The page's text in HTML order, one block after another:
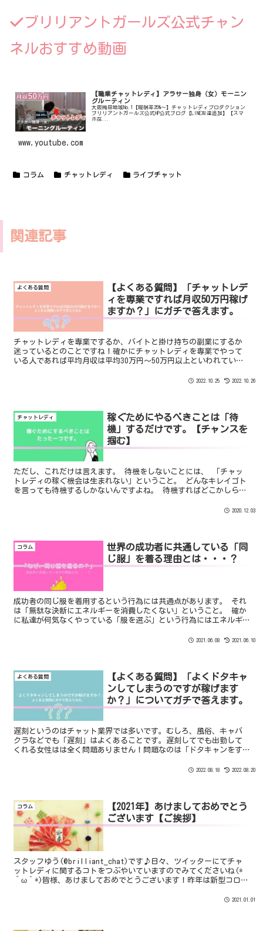
ブリリアントガールズ公式チャン
ネルおすすめ動画
【職業チャットレディ】アラサー独身（女）モーニン
グルーティン
大阪梅田地域No.1【報酬率35%〜】チャットレディプロダクション
ブリリアントガールズ公式HP公式ブログ【LINE友達追加】【スマ
ホ在...
www.youtube.com
コラム チャットレディ ライブチャット
関連記事
よくある質問
【よくある質問】「チャットレデ
ィを専業ですれば月収50万円稼げ
ますか？」にガチで答えます。
チャットレディを専業でするか、バイトと掛け持ちの副業にするか
迷っているとのことですね！確かにチャットレディを専業でやって
いる人であれば平均月収は平均30万円～50万円以上といわれている
レディの専業では月収50万円は稼げるのか？」についてお話をしま
2022.10.25 2022.10.26
チャットレディ
稼ぐためにやるべきことは「待
機」するだけです。【チャンスを
掴む】
ただし、これだけは言えます。 待機をしないことには、 「チャッ
トレディの稼ぐ機会は生まれない」ということ。 どんなキレイゴト
を言っても待機するしかないんですよね。 待機すればどこかしらで
2020.12.03
コラム
世界の成功者に共通している「同
じ服」を着る理由とは・・・？
成功者の同じ服を着用するという行為には共通点があります。 それ
は「無駄な決断にエネルギーを消費したくない」ということ。 確か
に私達が何気なくやっている「服を選ぶ」という行為にはエネルギ
2021.06.08 2021.06.10
よくある質問
【よくある質問】「よくドタキャ
ンしてしまうのですが稼げます
か？」についてガチで答えます。
遅刻というのはチャット業界では多いです。むしろ、風俗、キャバ
クラなどでも「遅刻」はよくあることです。遅刻してでも出勤して
くれる女性はは全く問題ありません！問題なのは「ドタキャンをす
に稼げないです。 過去の傾向を見てもドタキャンが多いチャットレ
2022.08.18 2022.08.20
コラム
【2021年】あけましておめでとう
ございます【ご挨拶】
スタッフゆう(@brilliant_chat)です♪日々、ツイッターにてチャ
ットレディに関するコトをつぶやいていますのでみてくださいね(*
´ω｀*)皆様、あけましておめでとうございます！昨年は新型コロナ
2021.01.01